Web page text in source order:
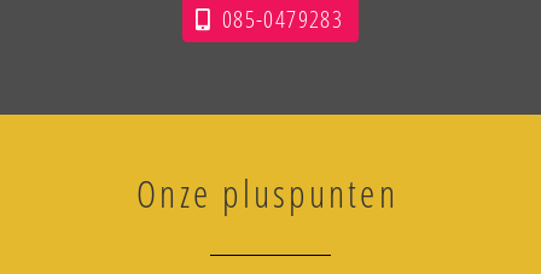
085-0479283
Onze pluspunten